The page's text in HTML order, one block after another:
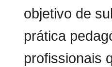
objetivo de
prática
profissionais